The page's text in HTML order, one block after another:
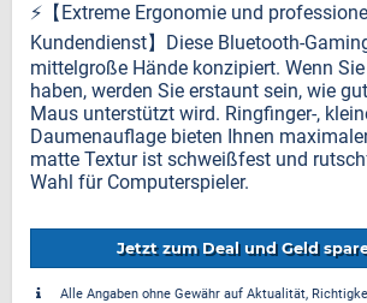
⚡️【Extreme Ergonomie und
Kundendienst】Diese Bluetooth-
mittelgroße Hände konzipiert. Wenn
haben, werden Sie erstaunt sein, wie
Maus unterstützt wird. Ringfinger-,
Daumenauflage bieten Ihnen
matte Textur ist schweißfest und
Wahl für Computerspieler.
Jetzt zum Deal und Geld
Alle Angaben ohne Gewähr auf Aktualität,